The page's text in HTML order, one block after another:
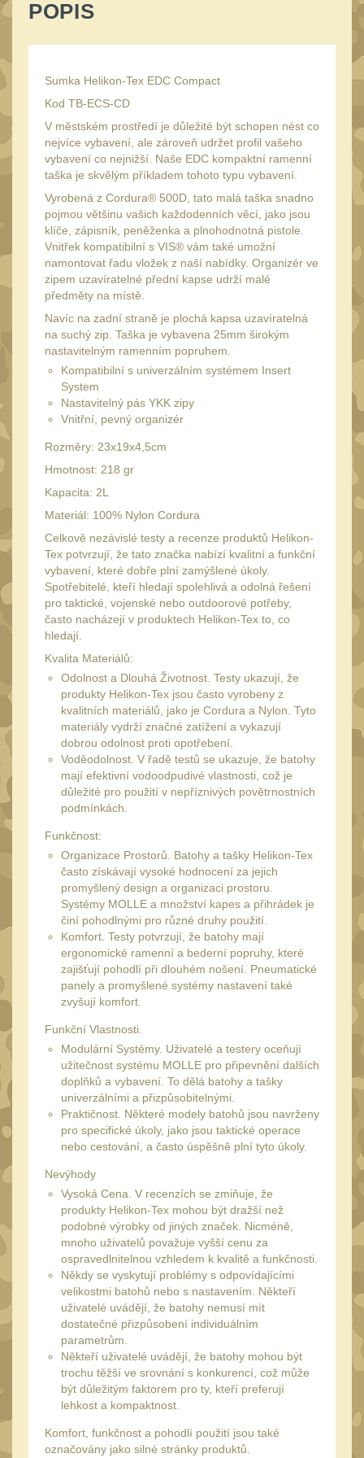
Speciální pouzdra III
potřeby
lékárničku
Pouzdra na
elektroniku
Pouzdra a kapsy na
suchý zip 95
Stehenní pouzdra29
Pouzdra na svítilny
Puzdrá na mapy 24
Cestovné púzdra29
Peněženky
Doplňky378
vycpávky
Karabiny a přezky
Kroužky, šňůrky,
Nášivky105
Samonavíjecí držáky1
Zámky1
Nepromokavý potahy a
vaky 18
Adaptéry33
Taktická pera 5
Láhve16
Lékárničky 17
Na přežití26
Ostatní
MONTÁŽE PRO OPTIKU
Adaptéry a risery 40
Boční montáže
Montáže pro optiku
1" Picatinny45
30mm Picatinny 47
30mm Dovetail 14
34mm 31
Montáže pre kolimátory
Ostatní 13
Montáže na hlaveň
Montáže pro svítilny 18
Předpažbí56
Pre AK
Pre M4/AR15
Ostatní14
Pažby51
Raily, lišty, krytky 66
Přední rukojeti50
POPIS
Sumka Helikon-Tex EDC Compact
Kod TB-ECS-CD
V městském prostředí je důležité být schopen nést co
nejvíce vybavení, ale zároveň udržet profil vašeho
vybavení co nejnižší. Naše EDC kompaktní ramenní
taška je skvělým příkladem tohoto typu vybavení.
Vyrobená z Cordura® 500D, tato malá taška snadno
pojmou většinu vašich každodenních věcí, jako jsou
klíče, zápisník, peněženka a plnohodnotná pistole.
Vnitřek kompatibilní s VIS® vám také umožní
namontovat řadu vložek z naší nabídky. Organizér ve
zipem uzavíratelné přední kapse udrží malé
předměty na místě.
Navíc na zadní straně je plochá kapsa uzavíratelná
na suchý zip. Taška je vybavena 25mm širokým
nastavitelným ramenním popruhem.
Kompatibilní s univerzálním systémem Insert
System
Nastavitelný pás YKK zipy
Vnitřní, pevný organizér
Rozměry: 23x19x4,5cm
Hmotnost: 218 gr
Kapacita: 2L
Materiál: 100% Nylon Cordura
Celkově nezávislé testy a recenze produktů Helikon-
Tex potvrzují, že tato značka nabízí kvalitní a funkční
vybavení, které dobře plní zamýšlené úkoly.
Spotřebitelé, kteří hledají spolehlivá a odolná řešení
pro taktické, vojenské nebo outdoorové potřeby,
často nacházejí v produktech Helikon-Tex to, co
hledají.
Kvalita Materiálů:
Odolnost a Dlouhá Životnost. Testy ukazují, že
produkty Helikon-Tex jsou často vyrobeny z
kvalitních materiálů, jako je Cordura a Nylon. Tyto
materiály vydrží značné zatížení a vykazují
dobrou odolnost proti opotřebení.
Voděodolnost. V řadě testů se ukazuje, že batohy
mají efektivní vodoodpudivé vlastnosti, což je
důležité pro použití v nepříznivých povětrnostních
podmínkách.
Funkčnost:
Organizace Prostorů. Batohy a tašky Helikon-Tex
často získávají vysoké hodnocení za jejich
promyšlený design a organizaci prostoru.
Systémy MOLLE a množství kapes a přihrádek je
činí pohodlnými pro různé druhy použití.
Komfort. Testy potvrzují, že batohy mají
ergonomické ramenní a bederní popruhy, které
zajišťují pohodlí při dlouhém nošení. Pneumatické
panely a promyšlené systémy nastavení také
zvyšují komfort.
Funkční Vlastnosti.
Modulární Systémy. Uživatelé a testery oceňují
užitečnost systému MOLLE pro připevnění dalších
doplňků a vybavení. To dělá batohy a tašky
univerzálními a přizpůsobitelnými.
Praktičnost. Některé modely batohů jsou navrženy
pro specifické úkoly, jako jsou taktické operace
nebo cestování, a často úspěšně plní tyto úkoly.
Nevýhody
Vysoká Cena. V recenzích se zmiňuje, že
produkty Helikon-Tex mohou být dražší než
podobné výrobky od jiných značek. Nicméně,
mnoho uživatelů považuje vyšší cenu za
ospravedlnitelnou vzhledem k kvalitě a funkčnosti.
Někdy se vyskytují problémy s odpovídajícími
velikostmi batohů nebo s nastavením. Někteří
uživatelé uvádějí, že batohy nemusí mít
dostatečné přizpůsobení individuálním
parametrům.
Někteří uživatelé uvádějí, že batohy mohou být
trochu těžší ve srovnání s konkurencí, což může
být důležitým faktorem pro ty, kteří preferují
lehkost a kompaktnost.
Komfort, funkčnost a pohodlí použití jsou také
označovány jako silné stránky produktů.